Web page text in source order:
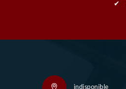
indisponible